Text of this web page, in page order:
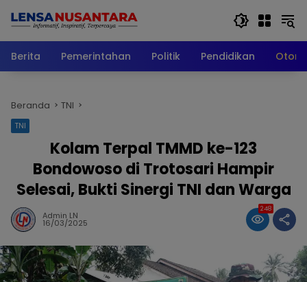
Berita
Pemerintahan Politik Pendidikan
Beranda TNI
TNI
Kolam Terpal TMMD ke-123
Bondowoso di Trotosari Hampir
Selesai, Bukti Sinergi TNI dan Warga
Admin LN
16/03/2025
248